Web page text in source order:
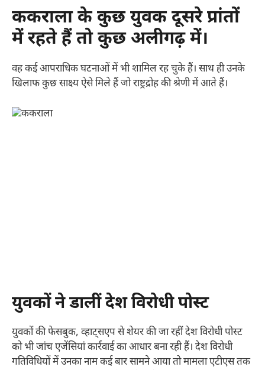
ककराला के कुछ युवक दूसरे प्रांतों
में रहते हैं तो कुछ अलीगढ़ में।
वह कई आपराधिक घटनाओं में भी शामिल रह चुके हैं। साथ ही उनके
खिलाफ कुछ साक्ष्य ऐसे मिले हैं जो राष्ट्रद्रोह की श्रेणी में आते हैं।
युवकों ने डालीं देश विरोधी पोस्ट
युवकों की फेसबुक, व्हाट्सएप से शेयर की जा रहीं देश विरोधी पोस्ट
को भी जांच एजेंसियां कार्रवाई का आधार बना रही हैं। देश विरोधी
गतिविधियों में उनका नाम कई बार सामने आया तो मामला एटीएस तक